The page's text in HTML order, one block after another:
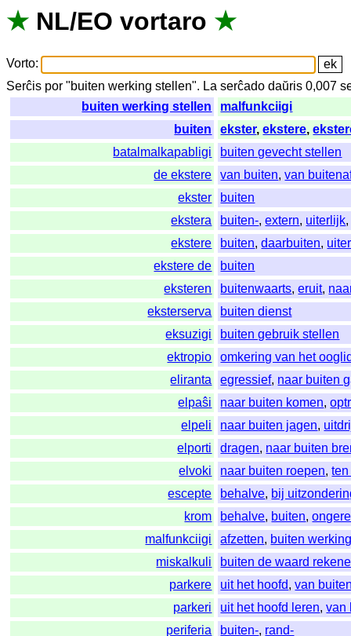
★ NL/EO vortaro ★
Vorto:
Serĉis por "buiten werking stellen". La serĉado daŭris 0,007
buiten werking stellen
malfunkciigi
buiten
ekster,ekstere,
batalmalkapabligi
buiten gevecht stellen
de ekstere
van buiten,van
ekster
buiten
ekstera
buiten-,extern, uiterlijk
ekstere
buiten,daarbuiten,
ekstere de
buiten
eksteren
buitenwaarts,eruit,
eksterserva
buiten dienst
eksuzigi
buiten gebruik stellen
ektropio
omkering van het
eliranta
egressief, naar buiten
elpaŝi
naar buiten komen,
elpeli
naar buiten jagen,
elporti
dragen, naar buiten
elvoki
naar buiten roepen,
escepte
behalve, bij
krom
behalve, buiten,
malfunkciigi
afzetten, buiten
miskalkuli
buiten de waard
parkere
uit het hoofd,van
parkeri
uit het hoofd leren,van
periferia
buiten-, rand-